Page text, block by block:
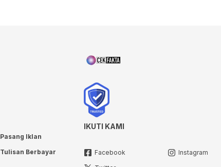
Pasang Iklan
Tulisan Berbayar
IKUTI KAMI
Facebook Instagram